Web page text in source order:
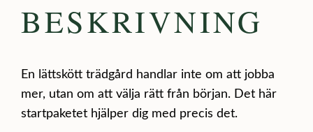
a
k
t
L
ä
BESKRIVNING
En lättskött trädgård handlar inte om att jobba
mer, utan om att välja rätt från början. Det här
startpaketet hjälper dig med precis det.